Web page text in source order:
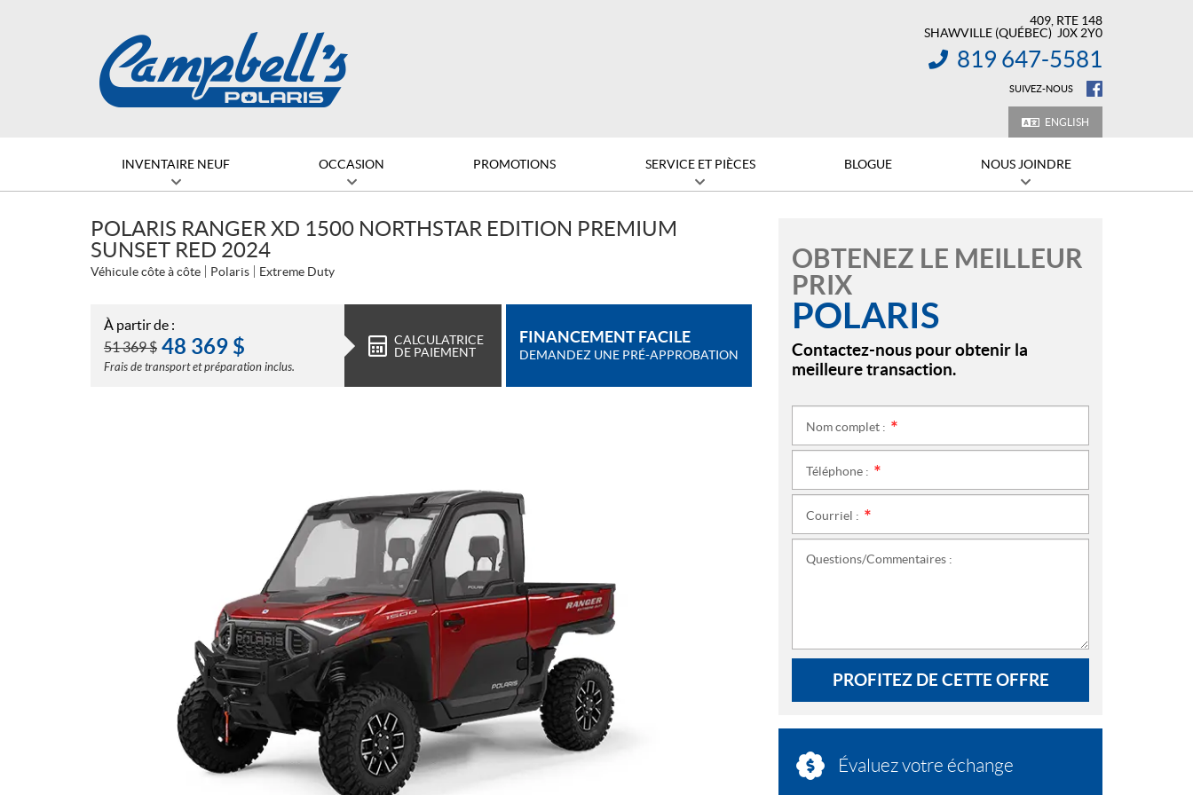
409, RTE 148
SHAWVILLE (QUÉBEC) J0X 2Y0
INFORMATION :
819 647-5581
SUIVEZ-NOUS
ENGLISH
INVENTAIRE NEUF OCCASION PROMOTIONS SERVICE ET PIÈCES BLOGUE NOUS JOINDRE
POLARIS RANGER XD 1500 NORTHSTAR EDITION PREMIUM
SUNSET RED 2024
Véhicule côte à côte Polaris Extreme Duty
À partir de :
51 369$ 48 369 $
Frais de transport et préparation inclus.
CALCULATRICE
DE PAIEMENT
FINANCEMENT FACILE
DEMANDEZ UNE PRÉ-APPROBATION
OBTENEZ LE MEILLEUR
PRIX
POLARIS
Contactez-nous pour obtenir la
meilleure transaction.
Nom complet :
Téléphone :
Courriel :
Questions/Commentaires :
PROFITEZ DE CETTE OFFRE
Évaluez votre échange